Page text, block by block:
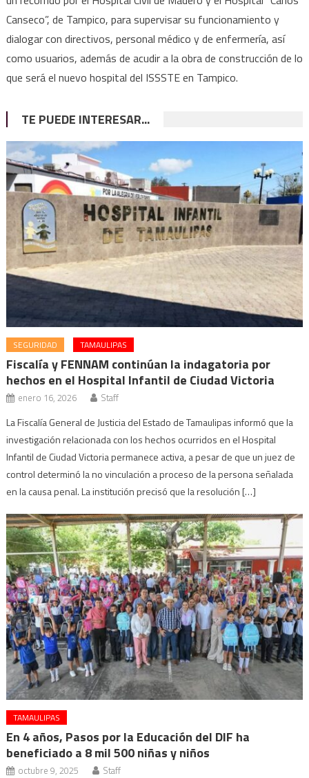
Canseco”, de Tampico, para supervisar su funcionamiento y
dialogar con directivos, personal médico y de enfermería, así
como usuarios, además de acudir a la obra de construcción de lo
que será el nuevo hospital del ISSSTE en Tampico.
TE PUEDE INTERESAR...
SEGURIDAD TAMAULIPAS
Fiscalía y FENNAM continúan la indagatoria por
hechos en el Hospital Infantil de Ciudad Victoria
enero 16, 2026 Staff
La Fiscalía General de Justicia del Estado de Tamaulipas informó que la
investigación relacionada con los hechos ocurridos en el Hospital
Infantil de Ciudad Victoria permanece activa, a pesar de que un juez de
control determinó la no vinculación a proceso de la persona señalada
en la causa penal. La institución precisó que la resolución […]
TAMAULIPAS
En 4 años, Pasos por la Educación del DIF ha
beneficiado a 8 mil 500 niñas y niños
octubre 9, 2025 Staff